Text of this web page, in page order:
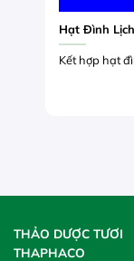
Hạt Đình
Kết hợp hạt
THẢO DƯỢC TƯƠI
THAPHACO